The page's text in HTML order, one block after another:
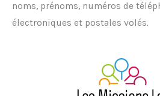
noms, prénoms, numéros de
électroniques et postales volés.